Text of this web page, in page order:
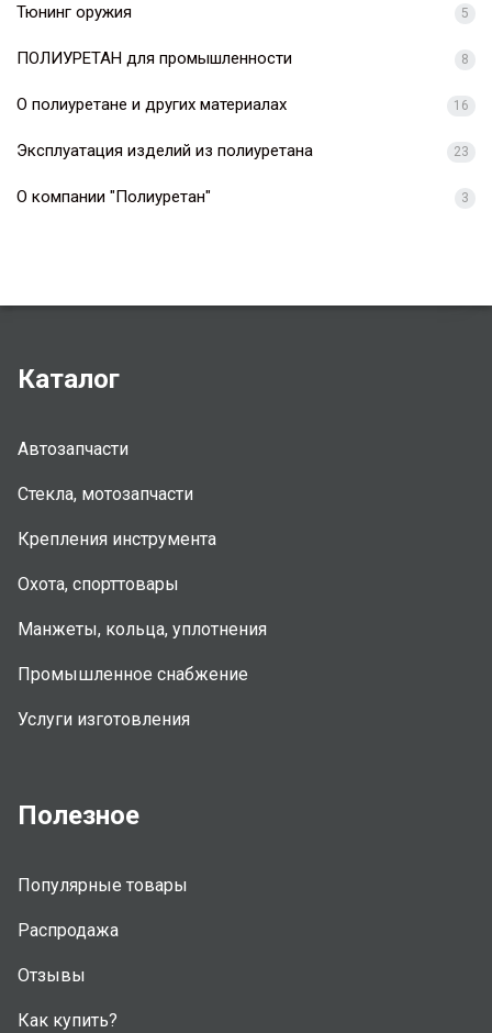
Тюнинг оружия 5
ПОЛИУРЕТАН для промышленности 8
О полиуретане и других материалах 16
Эксплуатация изделий из полиуретана 23
О компании "Полиуретан" 3
Каталог
Автозапчасти
Стекла, мотозапчасти
Крепления инструмента
Охота, спорттовары
Манжеты, кольца, уплотнения
Промышленное снабжение
Услуги изготовления
Полезное
Популярные товары
Распродажа
Отзывы
Как купить?